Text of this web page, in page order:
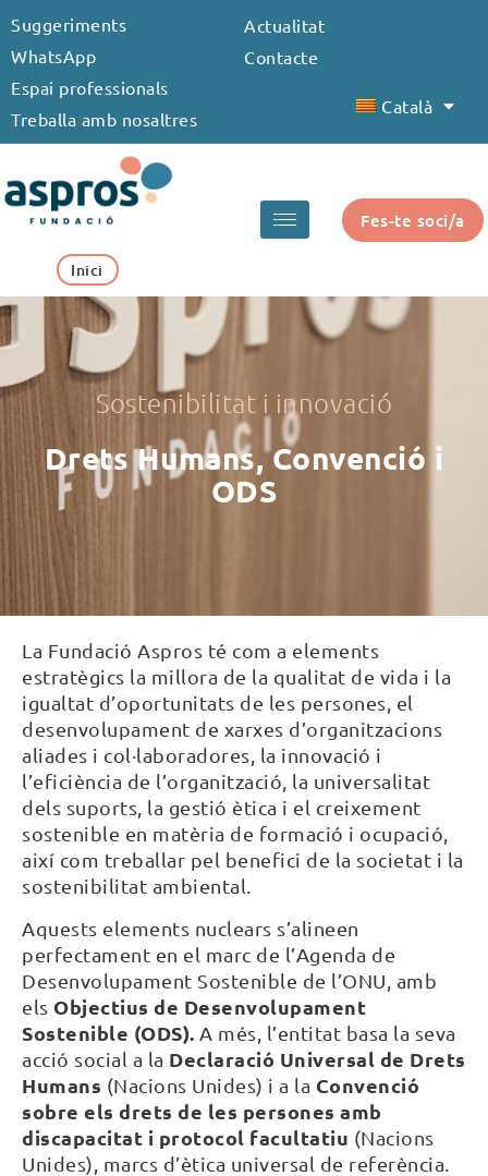
al
contingut
Suggeriments
WhatsApp
Espai professionals
Treballa amb nosaltres
Actualitat
Contacte
Català
Inici
Fes-te soci/a
Sostenibilitat i innovació
Drets Humans, Convenció i
ODS
La Fundació Aspros té com a elements
estratègics la millora de la qualitat de vida i la
igualtat d’oportunitats de les persones, el
desenvolupament de xarxes d’organitzacions
aliades i col·laboradores, la innovació i
l’eficiència de l’organització, la universalitat
dels suports, la gestió ètica i el creixement
sostenible en matèria de formació i ocupació,
així com treballar pel benefici de la societat i la
sostenibilitat ambiental.
Aquests elements nuclears s’alineen
perfectament en el marc de l’Agenda de
Desenvolupament Sostenible de l’ONU, amb
els Objectius de Desenvolupament
Sostenible (ODS). A més, l’entitat basa la seva
acció social a la Declaració Universal de Drets
Humans (Nacions Unides) i a la Convenció
sobre els drets de les persones amb
discapacitat i protocol facultatiu (Nacions
Unides), marcs d’ètica universal de referència.